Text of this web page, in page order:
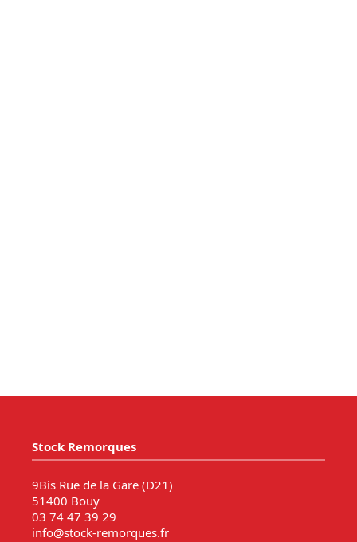
Stock Remorques
9Bis Rue de la Gare (D21)
51400 Bouy
03 74 47 39 29
info@stock-remorques.fr